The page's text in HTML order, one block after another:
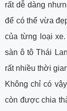
rất dễ dàng
để có thể vừa
của từng loại
sàn ô tô Thái
rất nhiều thời
Không chỉ có
còn được chia